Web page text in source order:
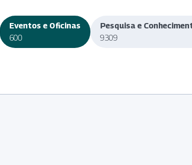
Eventos e Oficinas
600
Pesquisa e
9309